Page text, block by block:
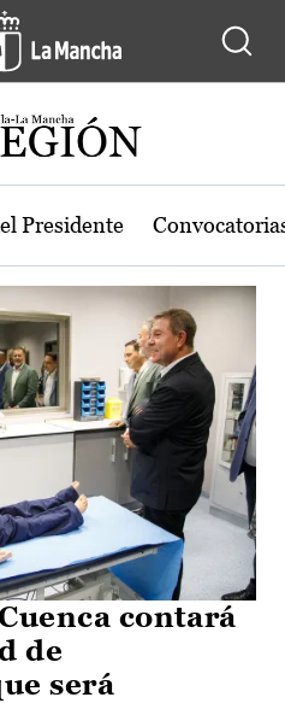
de Castilla-
Presidente
contará
de
será